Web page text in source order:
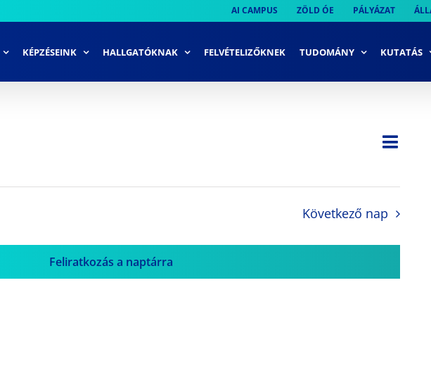
AI CAMPUS ZÖLD ÓE PÁLYÁZAT
KÉPZÉSEINK HALLGATÓKNAK FELVÉTELIZŐKNEK TUDOMÁNY KUTATÁS
Nap
Következő nap
Feliratkozás a naptárra